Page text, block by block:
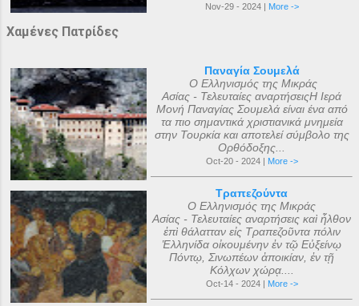
Nov-29 - 2024 | More ->
Χαμένες Πατρίδες
Παναγία Σουμελά
Ο Ελληνισμός της Μικράς
Ασίας - Τελευταίες αναρτήσειςΗ Ιερά
Μονή Παναγίας Σουμελά είναι ένα από
τα πιο σημαντικά χριστιανικά μνημεία
στην Τουρκία και αποτελεί σύμβολο της
Ορθόδοξης...
Oct-20 - 2024 | More ->
Τραπεζούντα
Ο Ελληνισμός της Μικράς
Ασίας - Τελευταίες αναρτήσεις καὶ ἦλθον
ἐπὶ θάλατταν εἰς Τραπεζοῦντα πόλιν
Ἑλληνίδα οἰκουμένην ἐν τῷ Εὐξείνῳ
Πόντῳ, Σινωπέων ἀποικίαν, ἐν τῇ
Κόλχων χώρᾳ....
Oct-14 - 2024 | More ->